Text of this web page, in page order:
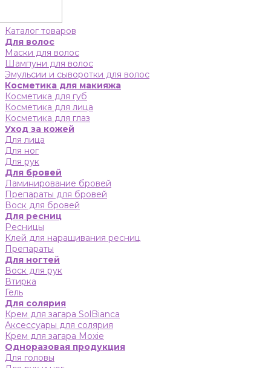
Каталог товаров
Для волос
Маски для волос
Шампуни для волос
Эмульсии и сыворотки для волос
Косметика для макияжа
Косметика для губ
Косметика для лица
Косметика для глаз
Уход за кожей
Для лица
Для ног
Для рук
Для бровей
Ламинирование бровей
Препараты для бровей
Воск для бровей
Для ресниц
Ресницы
Клей для наращивания ресниц
Препараты
Для ногтей
Воск для рук
Втирка
Гель
Для солярия
Крем для загара SolBianca
Аксессуары для солярия
Крем для загара Moxie
Одноразовая продукция
Для головы